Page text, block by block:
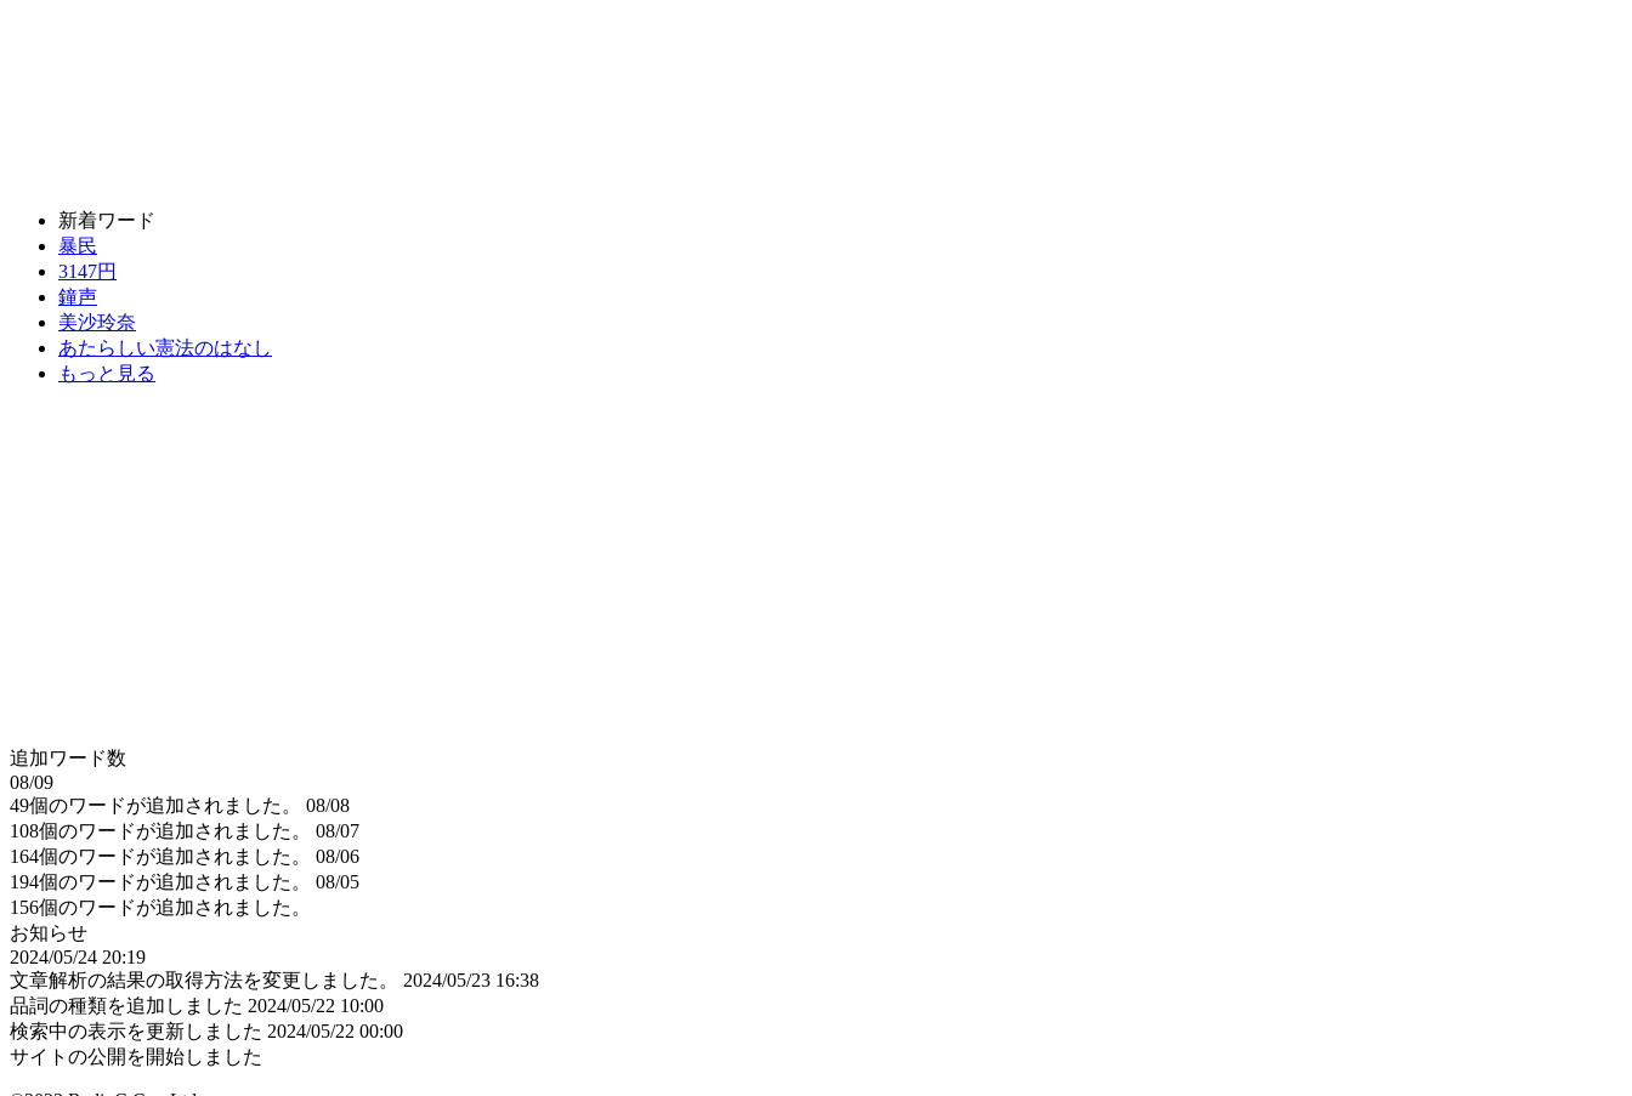
新着ワード
暴民
3147円
鐘声
美沙玲奈
あたらしい憲法のはなし
もっと見る
追加ワード数
08/09
49個のワードが追加されました。
08/08
108個のワードが追加されました。
08/07
164個のワードが追加されました。
08/06
194個のワードが追加されました。
08/05
156個のワードが追加されました。
お知らせ
2024/05/24 20:19
文章解析の結果の取得方法を変更しました。
2024/05/23 16:38
品詞の種類を追加しました 2024/05/22 10:00
検索中の表示を更新しました 2024/05/22 00:00
サイトの公開を開始しました